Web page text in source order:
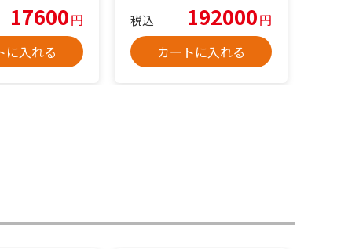
17600円
に入れる
税込 192000円
カートに入れる